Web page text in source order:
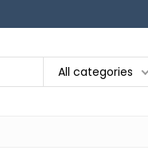
All categories